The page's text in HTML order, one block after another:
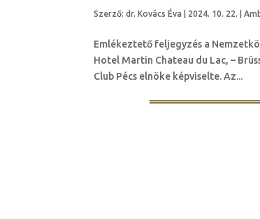
Szerző:dr. Kovács Éva 2024. 10. 22. |
Emlékeztető feljegyzés a
Hotel Martin Chateau du Lac, –
Club Pécs elnöke képviselte. Az...